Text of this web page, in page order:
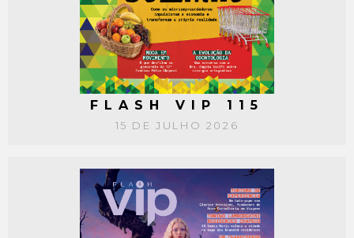
FLASH VIP 115
15 DE JULHO 2026